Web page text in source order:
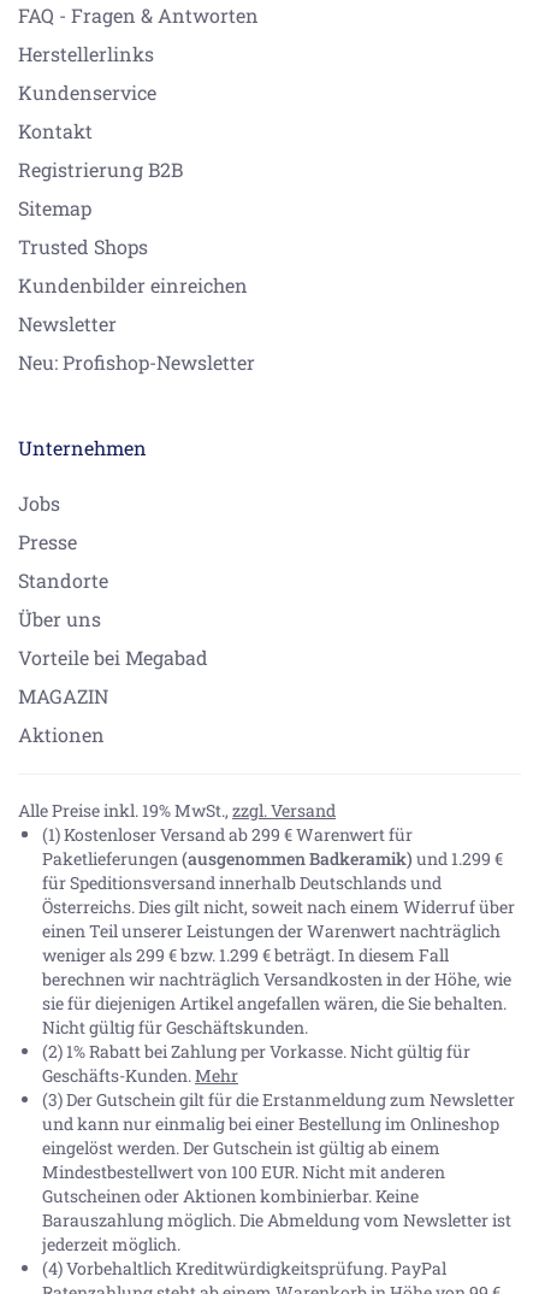
FAQ - Fragen & Antworten
Herstellerlinks
Kundenservice
Kontakt
Registrierung B2B
Sitemap
Trusted Shops
Kundenbilder einreichen
Newsletter
Neu: Profishop-Newsletter
Unternehmen
Jobs
Presse
Standorte
Über uns
Vorteile bei Megabad
MAGAZIN
Aktionen
Alle Preise inkl. 19% MwSt., zzgl. Versand
(1) Kostenloser Versand ab 299 € Warenwert für
Paketlieferungen(ausgenommen Badkeramik) und 1.299 €
für Speditionsversand innerhalb Deutschlands und
Österreichs. Dies gilt nicht, soweit nach einem Widerruf über
einen Teil unserer Leistungen der Warenwert nachträglich
weniger als 299 € bzw. 1.299 € beträgt. In diesem Fall
berechnen wir nachträglich Versandkosten in der Höhe, wie
sie für diejenigen Artikel angefallen wären, die Sie behalten.
Nicht gültig für Geschäftskunden.
(2) 1% Rabatt bei Zahlung per Vorkasse. Nicht gültig für
Geschäfts-Kunden.Mehr
(3) Der Gutschein gilt für die Erstanmeldung zum Newsletter
und kann nur einmalig bei einer Bestellung im Onlineshop
eingelöst werden. Der Gutschein ist gültig ab einem
Mindestbestellwert von 100 EUR. Nicht mit anderen
Gutscheinen oder Aktionen kombinierbar. Keine
Barauszahlung möglich. Die Abmeldung vom Newsletter ist
jederzeit möglich.
(4) Vorbehaltlich Kreditwürdigkeitsprüfung. PayPal